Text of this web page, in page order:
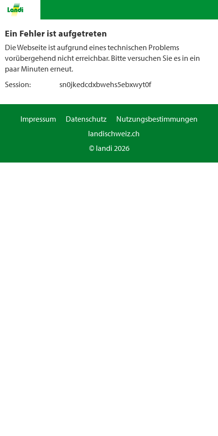
Ein Fehler ist aufgetreten
Die Webseite ist aufgrund eines technischen Problems
vorübergehend nicht erreichbar. Bitte versuchen Sie es in ein
paar Minuten erneut.
Session:
sn0jkedcdxbwehs5ebxwyt0f
Impressum Datenschutz
Nutzungsbestimmungen
landischweiz.ch
© landi 2026